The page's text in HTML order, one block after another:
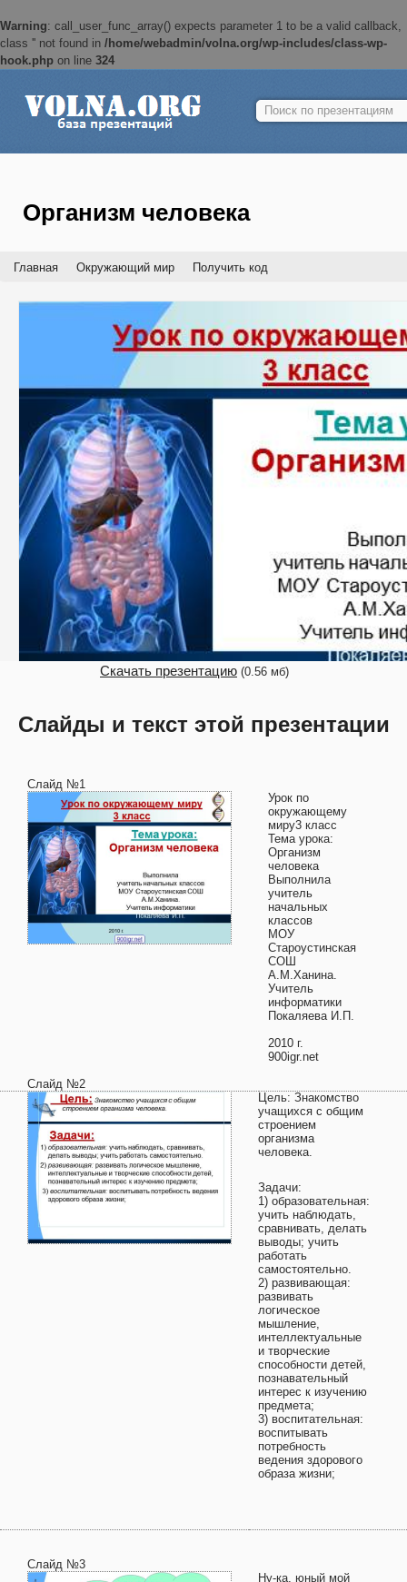
Warning: call_user_func_array() expects parameter 1 to be a valid callback,
class '' not found in /home/webadmin/volna.org/wp-includes/class-wp-
hook.php on line 324
Найти:
Организм человека
Главная Окружающий мир Получить код
Скачать презентацию (0.56 мб)
Слайды и текст этой презентации
Слайд №1
Урок по
окружающему
миру3 класс
Тема урока:
Организм
человека
Выполнила
учитель
начальных
классов
МОУ
Староустинская
СОШ
А.М.Ханина.
Учитель
информатики
Покаляева И.П.
2010 г.
900igr.net
Слайд №2
Цель: Знакомство
учащихся с общим
строением
организма
человека.
Задачи:
1) образовательная:
учить наблюдать,
сравнивать, делать
выводы; учить
работать
самостоятельно.
2) развивающая:
развивать
логическое
мышление,
интеллектуальные
и творческие
способности детей,
познавательный
интерес к изучению
предмета;
3) воспитательная:
воспитывать
потребность
ведения здорового
образа жизни;
Слайд №3
Ну-ка, юный мой